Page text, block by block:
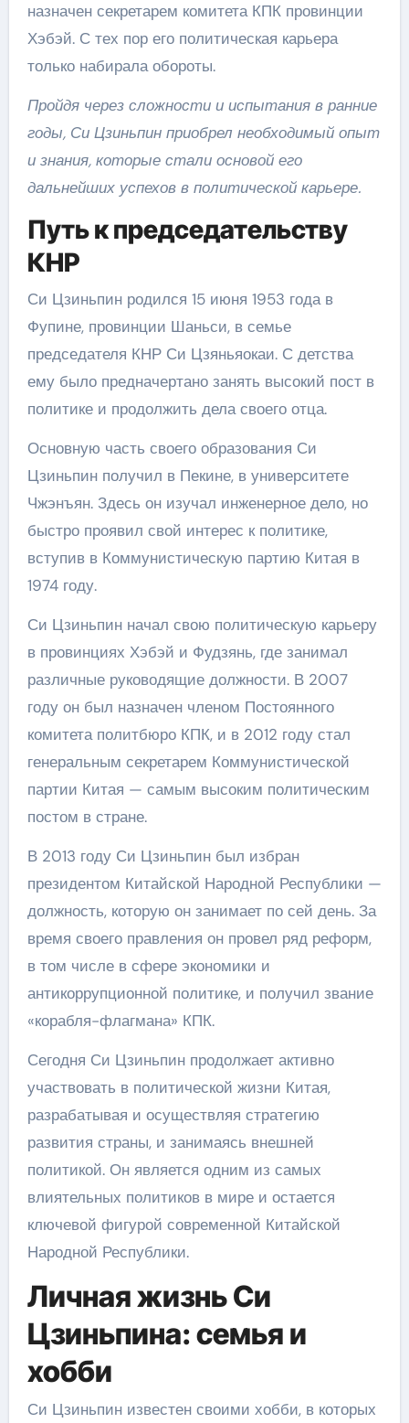
назначен секретарем комитета КПК провинции
Хэбэй. С тех пор его политическая карьера
только набирала обороты.
Пройдя через сложности и испытания в ранние
годы, Си Цзиньпин приобрел необходимый опыт
и знания, которые стали основой его
дальнейших успехов в политической карьере.
Путь к председательству
КНР
Си Цзиньпин родился 15 июня 1953 года в
Фупине, провинции Шаньси, в семье
председателя КНР Си Цзяньяокаи. С детства
ему было предначертано занять высокий пост в
политике и продолжить дела своего отца.
Основную часть своего образования Си
Цзиньпин получил в Пекине, в университете
Чжэнъян. Здесь он изучал инженерное дело, но
быстро проявил свой интерес к политике,
вступив в Коммунистическую партию Китая в
1974 году.
Си Цзиньпин начал свою политическую карьеру
в провинциях Хэбэй и Фудзянь, где занимал
различные руководящие должности. В 2007
году он был назначен членом Постоянного
комитета политбюро КПК, и в 2012 году стал
генеральным секретарем Коммунистической
партии Китая — самым высоким политическим
постом в стране.
В 2013 году Си Цзиньпин был избран
президентом Китайской Народной Республики —
должность, которую он занимает по сей день. За
время своего правления он провел ряд реформ,
в том числе в сфере экономики и
антикоррупционной политике, и получил звание
«корабля-флагмана» КПК.
Сегодня Си Цзиньпин продолжает активно
участвовать в политической жизни Китая,
разрабатывая и осуществляя стратегию
развития страны, и занимаясь внешней
политикой. Он является одним из самых
влиятельных политиков в мире и остается
ключевой фигурой современной Китайской
Народной Республики.
Личная жизнь Си
Цзиньпина: семья и
хобби
Си Цзиньпин известен своими хобби, в которых